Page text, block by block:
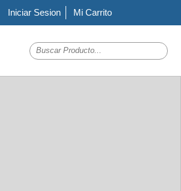
Iniciar Sesion Mi Carrito